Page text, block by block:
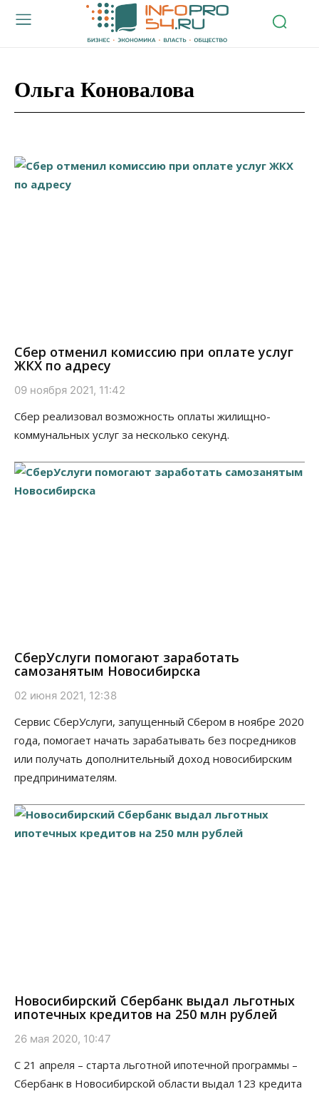
Ольга Коновалова
Сбер отменил комиссию при оплате услуг
ЖКХ по адресу
09 ноября 2021, 11:42
Сбер реализовал возможность оплаты жилищно-
коммунальных услуг за несколько секунд.
СберУслуги помогают заработать
самозанятым Новосибирска
02 июня 2021, 12:38
Сервис СберУслуги, запущенный Сбером в ноябре 2020
года, помогает начать зарабатывать без посредников
или получать дополнительный доход новосибирским
предпринимателям.
Новосибирский Сбербанк выдал льготных
ипотечных кредитов на 250 млн рублей
26 мая 2020, 10:47
С 21 апреля – старта льготной ипотечной программы –
Сбербанк в Новосибирской области выдал 123 кредита